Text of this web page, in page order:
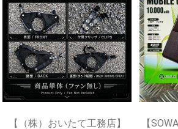
【（株）おいたて工務店】
【